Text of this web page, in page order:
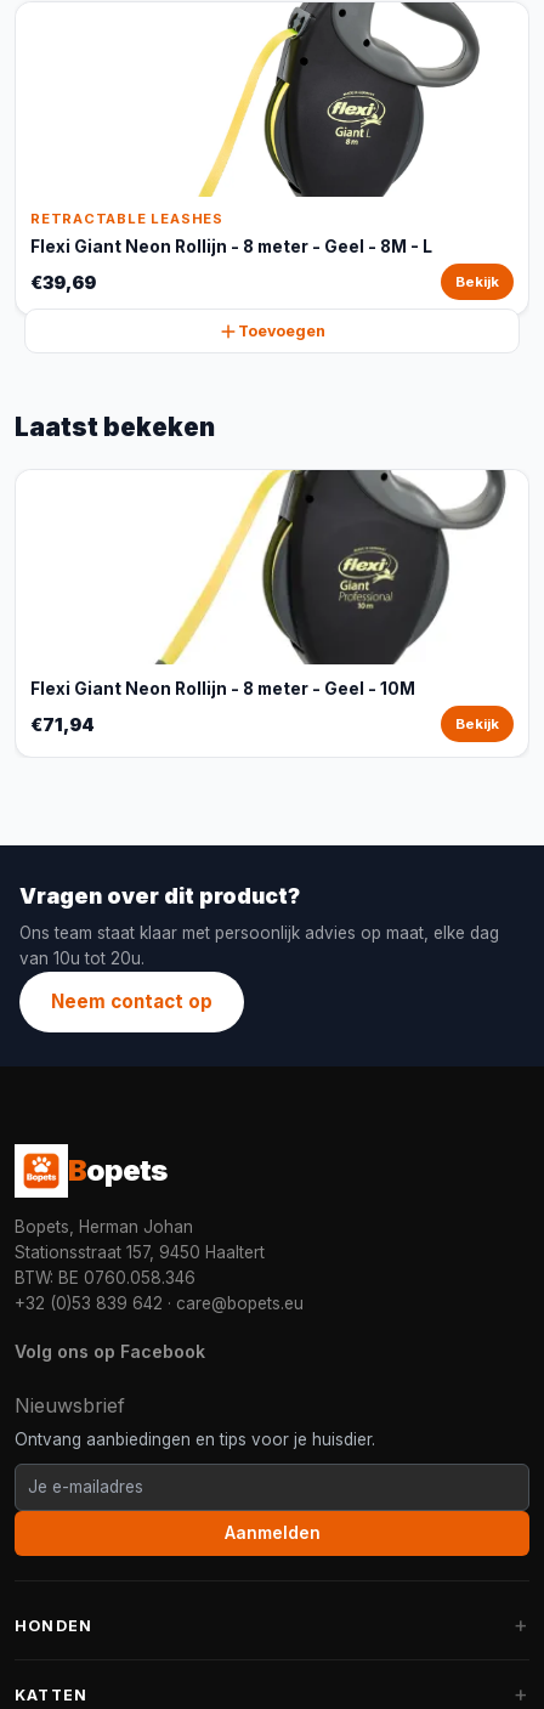
RETRACTABLE LEASHES
Flexi Giant Neon Rollijn - 8 meter - Geel - 8M - L
€39,69 Bekijk
Toevoegen
Laatst bekeken
Flexi Giant Neon Rollijn - 8 meter - Geel - 10M
€71,94 Bekijk
Vragen over dit product?
Ons team staat klaar met persoonlijk advies op maat, elke dag
van 10u tot 20u.
Neem contact op
Bopets
Bopets, Herman Johan
Stationsstraat 157, 9450 Haaltert
BTW: BE 0760.058.346
+32 (0)53 839 642 · care@bopets.eu
Volg ons op Facebook
Nieuwsbrief
Ontvang aanbiedingen en tips voor je huisdier.
Aanmelden
HONDEN
KATTEN